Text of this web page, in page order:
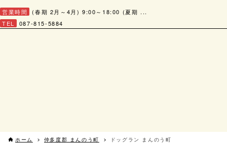
営業時間
(春期 2月～4月) 9:00～18:00 (夏期 ...
TEL
087-815-5884
ホーム 仲多度郡 まんのう町 ドッグラン まんのう町